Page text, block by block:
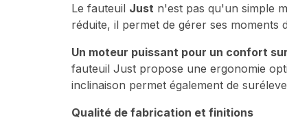
Le fauteuil Just n'est pas qu'un simple
réduite, il permet de gérer ses moments
Un moteur puissant pour un confort
fauteuil Just propose une ergonomie
inclinaison permet également de
Qualité de fabrication et finitions